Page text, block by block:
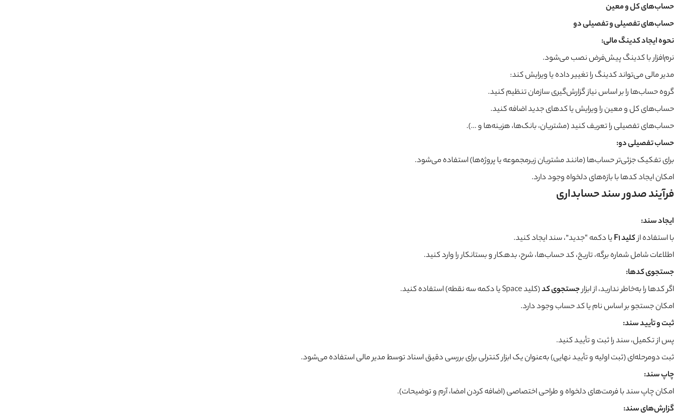
حساب‌های کل و معین
حساب‌های تفصیلی و تفصیلی دو
نحوه ایجاد کدینگ مالی:
نرم‌افزار با کدینگ پیش‌فرض نصب می‌شود.
مدیر مالی می‌تواند کدینگ را تغییر داده یا ویرایش کند:
گروه حساب‌ها را بر اساس نیاز گزارش‌گیری سازمان تنظیم کنید.
حساب‌های کل و معین را ویرایش یا کدهای جدید اضافه کنید.
حساب‌های تفصیلی را تعریف کنید (مشتریان، بانک‌ها، هزینه‌ها و …).
حساب تفصیلی دو:
برای تفکیک جزئی‌تر حساب‌ها (مانند مشتریان زیرمجموعه یا پروژه‌ها) استفاده می‌شود.
امکان ایجاد کدها با بازه‌های دلخواه وجود دارد.
فرآیند صدور سند حسابداری
ایجاد سند:
با استفاده ازکلید F1
یا دکمه “جدید”، سند ایجاد کنید.
اطلاعات شامل شماره برگه، تاریخ، کد حساب‌ها، شرح، بدهکار و بستانکار را وارد کنید.
جستجوی کدها:
اگر کدها را به‌خاطر ندارید، از ابزارجستجوی کد(کلید Space یا دکمه سه نقطه) استفاده کنید.
امکان جستجو بر اساس نام یا کد حساب وجود دارد.
ثبت و تأیید سند:
پس از تکمیل، سند را ثبت و تأیید کنید.
ثبت دومرحله‌ای (ثبت اولیه و تأیید نهایی) به‌عنوان یک ابزار کنترلی برای بررسی دقیق اسناد توسط مدیر مالی استفاده می‌شود.
چاپ سند:
امکان چاپ سند با فرمت‌های دلخواه و طراحی اختصاصی (اضافه کردن امضا، آرم و توضیحات).
گزارش‌های سند: